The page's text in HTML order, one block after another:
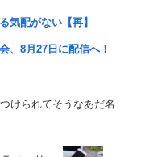
気配がない【再】
、8月27日に配信へ！
けられてそうなあだ名